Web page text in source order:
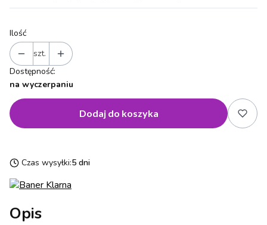
Ilość
szt.
Dostępność:
na wyczerpaniu
Dodaj do koszyka
Czas wysyłki:5 dni
Opis